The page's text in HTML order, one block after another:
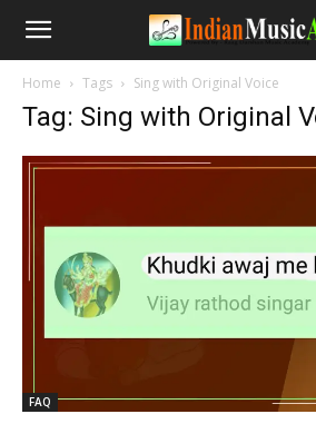
Home Tags Sing with Original Voice
Tag: Sing with Original
FAQ